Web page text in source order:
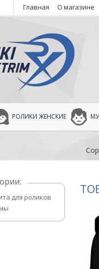
Главная О магазине
РОЛИКИ ЖЕНСКИЕ
для роликов